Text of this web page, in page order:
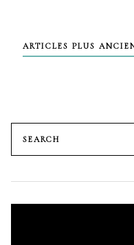
Navigation
ARTICLES PLUS
Search
for: